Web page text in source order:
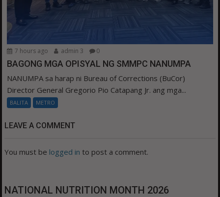
7 hours ago admin 3 0
BAGONG MGA OPISYAL NG SMMPC NANUMPA
NANUMPA sa harap ni Bureau of Corrections (BuCor)
Director General Gregorio Pio Catapang Jr. ang mga...
BALITA METRO
LEAVE A COMMENT
You must be logged in to post a comment.
NATIONAL NUTRITION MONTH 2026